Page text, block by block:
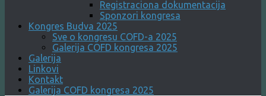
Registraciona dokumentacija
Sponzori kongresa
Kongres Budva 2025
Sve o kongresu COFD-a 2025
Galerija COFD kongresa 2025
Galerija
Linkovi
Kontakt
Galerija COFD kongresa 2025